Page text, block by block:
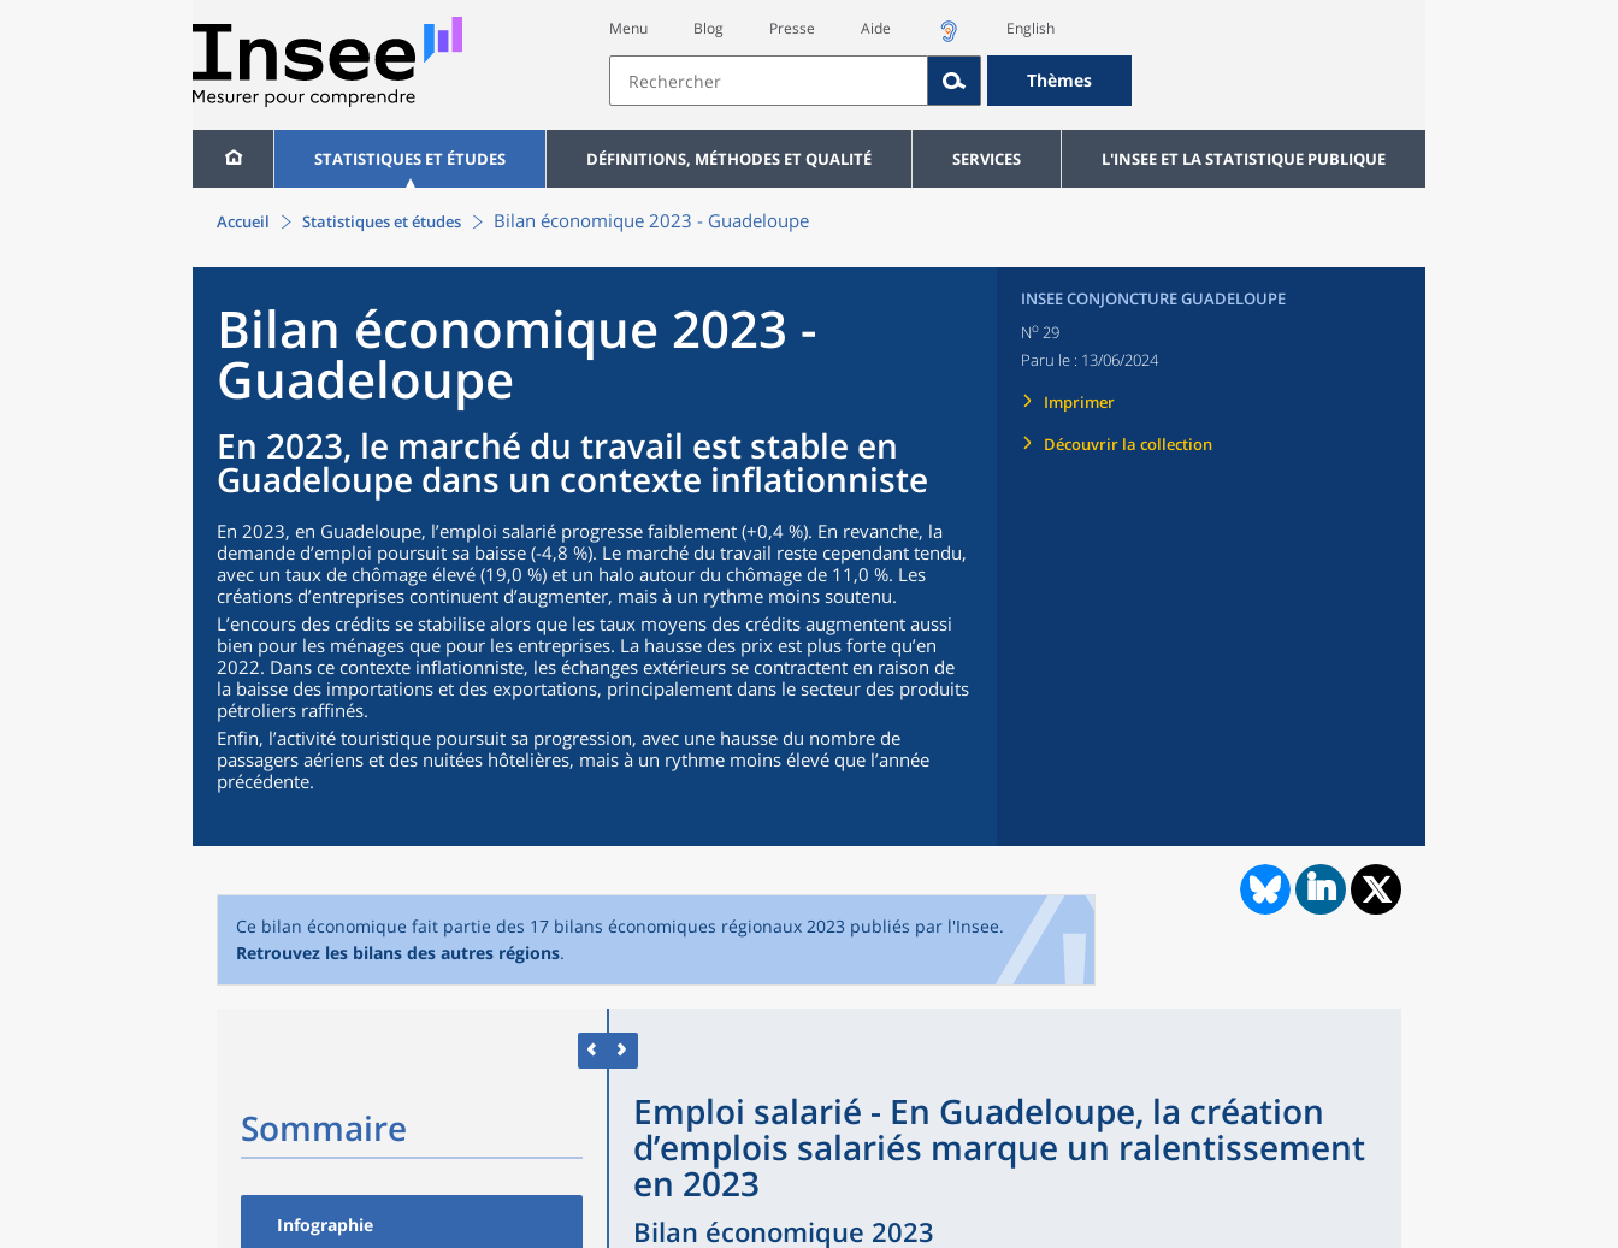
Menu Blog Presse Aide English
Thèmes
STATISTIQUES ET ÉTUDES DÉFINITIONS, MÉTHODES ET QUALITÉ SERVICES L'INSEE ET LA STATISTIQUE PUBLIQUE
Accueil Statistiques et études Bilan économique 2023 - Guadeloupe
Bilan économique 2023 -
Guadeloupe
En 2023, le marché du travail est stable en
Guadeloupe dans un contexte inflationniste
En 2023, en Guadeloupe, l’emploi salarié progresse faiblement (+0,4 %). En revanche, la
demande d’emploi poursuit sa baisse (-4,8 %). Le marché du travail reste cependant tendu,
avec un taux de chômage élevé (19,0 %) et un halo autour du chômage de 11,0 %. Les
créations d’entreprises continuent d’augmenter, mais à un rythme moins soutenu.
L’encours des crédits se stabilise alors que les taux moyens des crédits augmentent aussi
bien pour les ménages que pour les entreprises. La hausse des prix est plus forte qu’en
2022. Dans ce contexte inflationniste, les échanges extérieurs se contractent en raison de
la baisse des importations et des exportations, principalement dans le secteur des produits
pétroliers raffinés.
Enfin, l’activité touristique poursuit sa progression, avec une hausse du nombre de
passagers aériens et des nuitées hôtelières, mais à un rythme moins élevé que l’année
précédente.
INSEE CONJONCTURE GUADELOUPE
No 29
Paru le : 13/06/2024
Imprimer
Découvrir la collection
Ce bilan économique fait partie des 17 bilans économiques régionaux 2023 publiés par l'Insee.
Retrouvez les bilans des autres régions.
Sommaire
Infographie
Emploi salarié - En Guadeloupe, la création
d’emplois salariés marque un ralentissement
en 2023
Bilan économique 2023